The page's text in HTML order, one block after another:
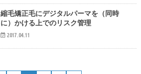
縮毛矯正毛にデジタルパーマを（同時
に）かける上でのリスク管理
2017.04.11